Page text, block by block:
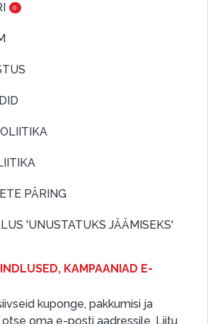
0
PÄRING
'UNUSTATUKS JÄÄMISEKS'
KAMPAANIAD E-
kuponge, pakkumisi ja
oma e-posti aadressile. Liitu